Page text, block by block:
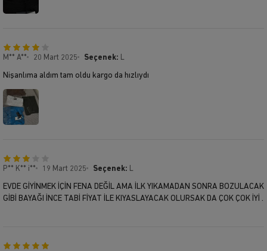
M** A** 20 Mart 2025 Seçenek:
Nişanlıma aldım tam oldu kargo da hızlıydı
P** K** i** 19 Mart 2025 Seçenek:
EVDE GİYİNMEK İÇİN FENA DEĞİL AMA İLK YIKAMADAN SONRA BOZULACAK
GİBİ BAYAĞI İNCE TABİ FİYAT İLE KIYASLAYACAK OLURSAK DA ÇOK ÇOK İYİ .